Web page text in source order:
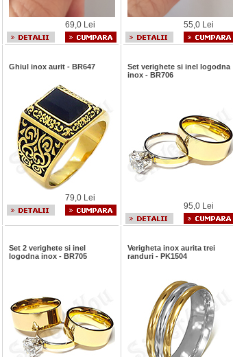
69,0 Lei 55,0 Lei
Ghiul inox aurit - BR647
79,0 Lei
Set verighete si inel logodna
inox - BR706
95,0 Lei
Set 2 verighete si inel
logodna inox - BR705
Verigheta inox aurita trei
randuri - PK1504